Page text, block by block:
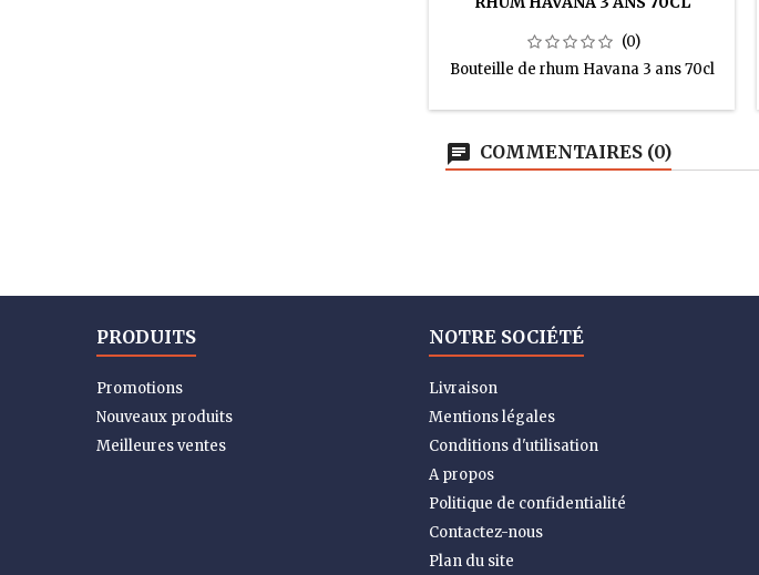
(0)
Bouteille de rhum Havana 3 ans 70cl
COMMENTAIRES (0)
PRODUITS
Promotions
Nouveaux produits
Meilleures ventes
NOTRE SOCIÉTÉ
Livraison
Mentions légales
Conditions d'utilisation
A propos
Politique de confidentialité
Contactez-nous
Plan du site